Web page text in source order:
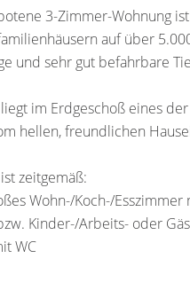
3-Zimmer-Wohnung
auf über
und sehr gut befahrbare
im Erdgeschoß eines
hellen, freundlichen
zeitgemäß:
Wohn-/Koch-/
Kinder-/Arbeits- oder
WC